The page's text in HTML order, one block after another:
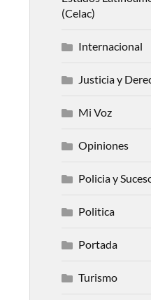
(Celac)
Internacional
Justicia y
Mi Voz
Opiniones
Policia y
Politica
Portada
Turismo